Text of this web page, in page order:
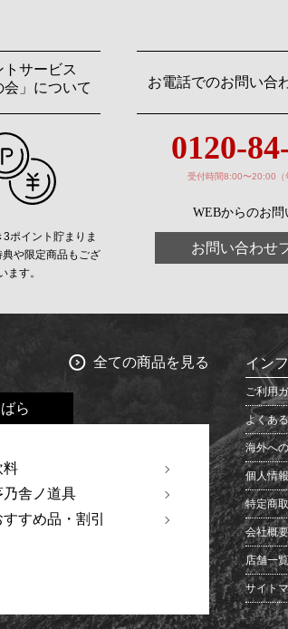
トサービス
会」について
ポイント貯まりま
や限定商品もござ
ます。
お電話でのお問い合
0120-
受付時間8:00〜20:00（
WEBからのお問
お問い合わせ
全ての商品を見る
ばら
料
乃舎ノ道具
すすめ品・割引
イン
ご利用
よくあ
海外へ
個人情
特定商
会社概要
店舗一覧
サイト